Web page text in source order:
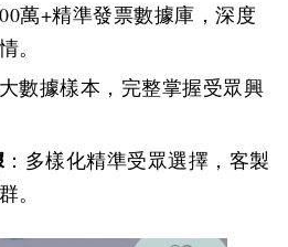
萬+精準發票數據庫，深度
。
數據樣本，完整掌握受眾興
：多樣化精準受眾選擇，客製
。